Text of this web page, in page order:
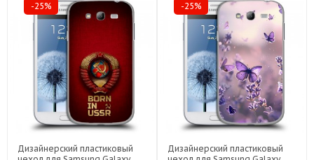
-25%
Дизайнерский пластиковый
-25%
Дизайнерский пластиковый